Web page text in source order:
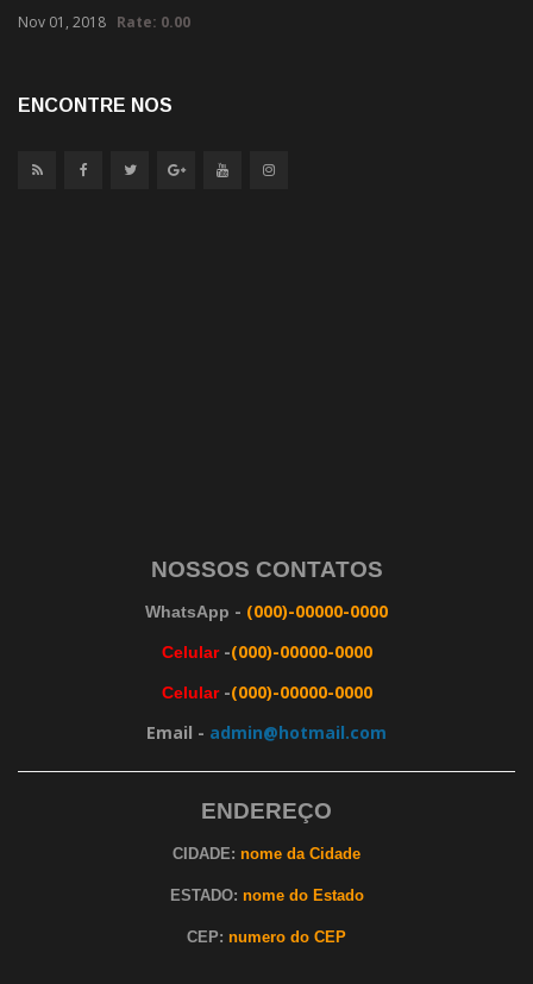
Nov 01, 2018 Rate: 0.00
ENCONTRE NOS
NOSSOS CONTATOS
WhatsApp - (000)-00000-0000
Celular -(000)-00000-0000
Celular-(000)-00000-0000
Email - admin@hotmail.com
ENDEREÇO
CIDADE: nome da Cidade
ESTADO: nome do Estado
CEP: numero do CEP